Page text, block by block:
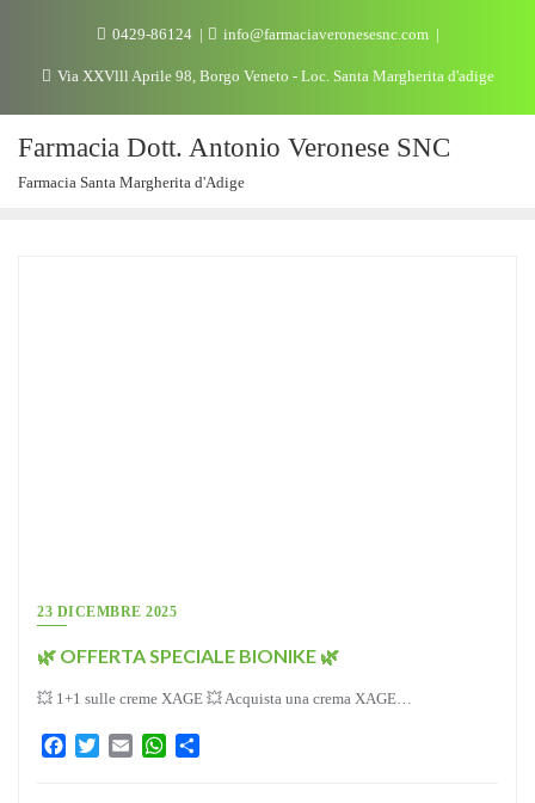
0429-86124 info@farmaciaveronesesnc.com
Via XXVlll Aprile 98, Borgo Veneto - Loc. Santa Margherita d'adige
Farmacia Dott. Antonio Veronese SNC
Farmacia Santa Margherita d'Adige
23 DICEMBRE 2025
🌿 OFFERTA SPECIALE BIONIKE 🌿
💥 1+1 sulle creme XAGE 💥 Acquista una crema XAGE…
FacebookTwitterEmail WhatsApp